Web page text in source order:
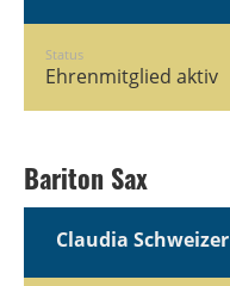
Status
Ehrenmitglied aktiv
Bariton Sax
Claudia Schweizer